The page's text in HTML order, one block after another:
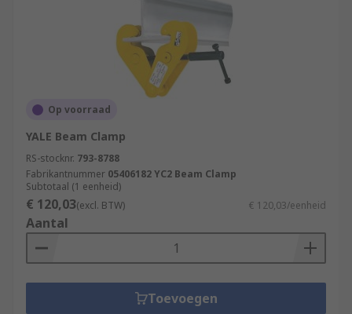
Op voorraad
YALE Beam Clamp
RS-stocknr. 793-8788
Fabrikantnummer 05406182 YC2 Beam Clamp
Subtotaal (1 eenheid)
€ 120,03(excl. BTW) € 120,03/eenheid
Aantal
Toevoegen